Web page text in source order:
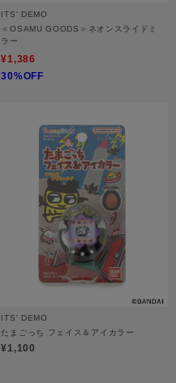
ITS' DEMO
＜OSAMU GOODS＞ネオンスライドミ
ラー
¥1,386
30%OFF
ITS' DEMO
たまごっち フェイス＆アイカラー
¥1,100